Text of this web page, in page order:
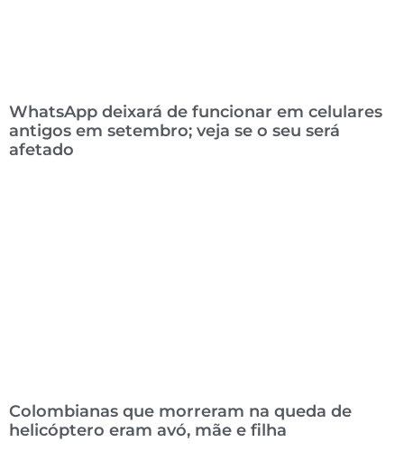
WhatsApp deixará de funcionar em celulares
antigos em setembro; veja se o seu será
afetado
Colombianas que morreram na queda de
helicóptero eram avó, mãe e filha